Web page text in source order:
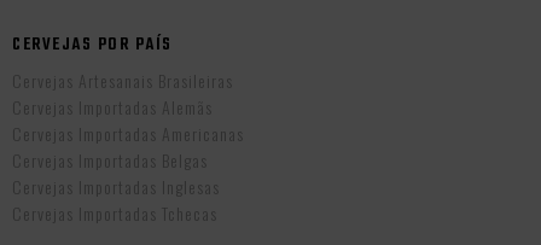
CERVEJAS POR PAÍS
Cervejas Artesanais Brasileiras
Cervejas Importadas Alemãs
Cervejas Importadas Americanas
Cervejas Importadas Belgas
Cervejas Importadas Inglesas
Cervejas Importadas Tchecas